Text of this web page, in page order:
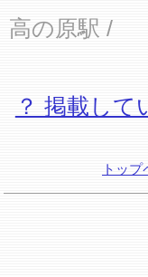
高の原駅 /
？ 掲載して
トップ